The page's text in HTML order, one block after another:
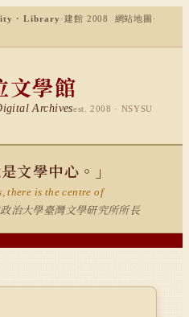
· Library ·建館 2008 網站地圖 ·
文學館
Archivesest. 2008 · NSYSU
文學中心。」
there is the centre of
大學臺灣文學研究所所長